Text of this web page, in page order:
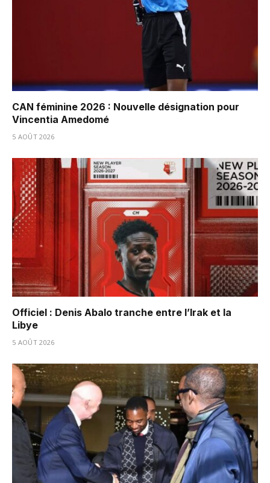
CAN féminine 2026 : Nouvelle désignation pour
Vincentia Amedomé
5 AOÛT 2026
Officiel : Denis Abalo tranche entre l’Irak et la
Libye
5 AOÛT 2026